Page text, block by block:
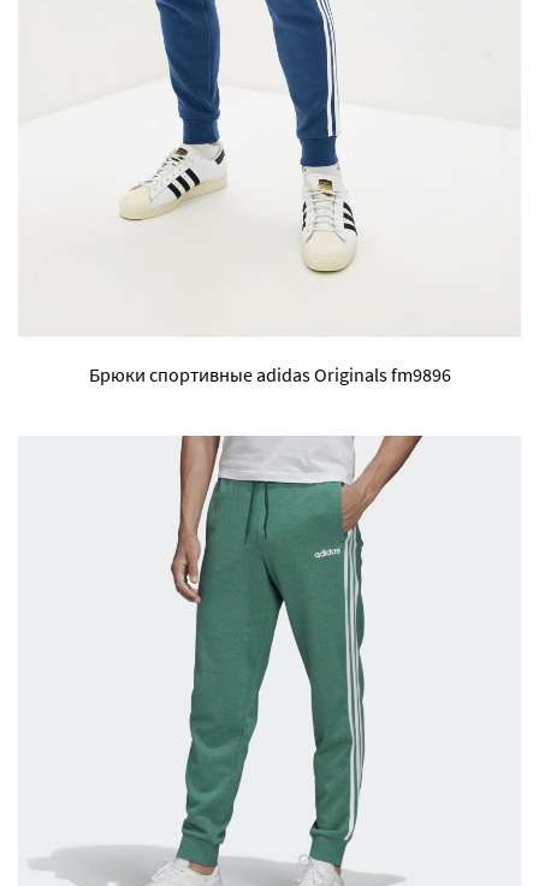
Брюки спортивные adidas Originals fm9896